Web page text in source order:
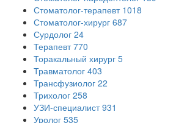
Стоматолог-терапевт 1018
Стоматолог-хирург 687
Сурдолог 24
Терапевт 770
Торакальный хирург 5
Травматолог 403
Трансфузиолог 22
Трихолог 258
УЗИ-специалист 931
Уролог 535